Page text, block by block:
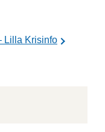
inlägget
Lilla Krisinfo